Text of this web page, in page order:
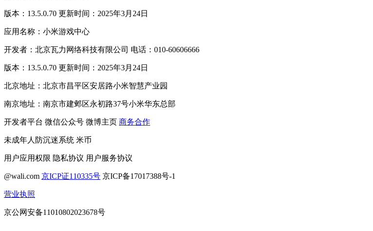
版本：13.5.0.70 更新时间：2025年3月24日
应用名称：小米游戏中心
开发者：北京瓦力网络科技有限公司 电话：010-60606666
版本：13.5.0.70 更新时间：2025年3月24日
北京地址：北京市昌平区安居路小米智慧产业园
南京地址：南京市建邺区永初路37号小米华东总部
开发者平台 微信公众号 微博主页 商务合作
未成年人防沉迷系统 米币
用户应用权限 隐私协议 用户服务协议
@wali.com 京ICP证110335号 京ICP备17017388号-1
营业执照
京公网安备11010802023678号